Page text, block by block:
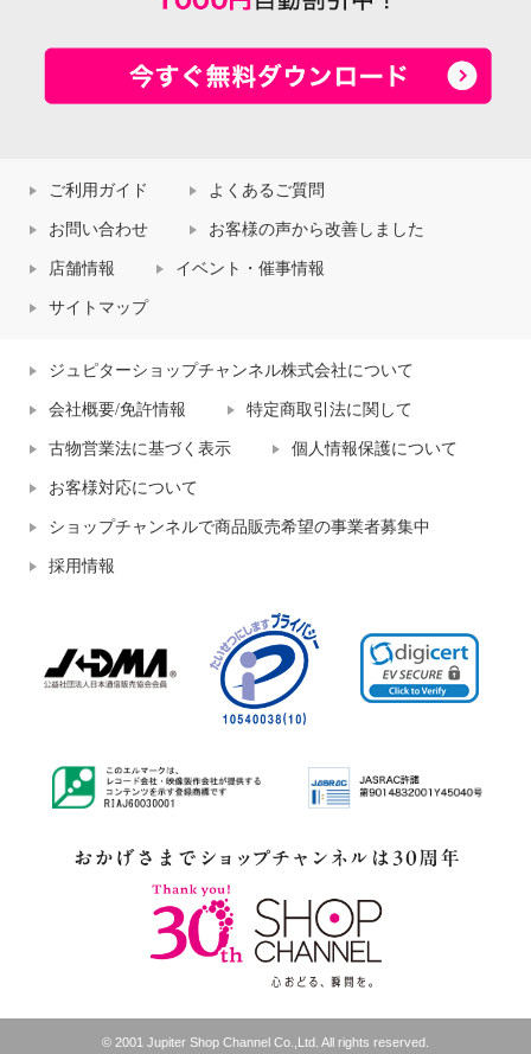
ご利用ガイド よくあるご質問
お問い合わせ お客様の声から改善しました
店舗情報 イベント・催事情報
サイトマップ
ジュピターショップチャンネル株式会社について
会社概要/免許情報 特定商取引法に関して
古物営業法に基づく表示 個人情報保護について
お客様対応について
ショップチャンネルで商品販売希望の事業者募集中
採用情報
© 2001 Jupiter Shop Channel Co.,Ltd. All rights reserved.